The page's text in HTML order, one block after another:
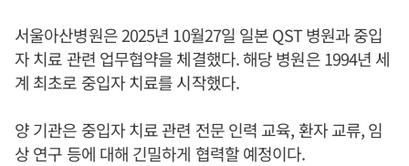
서울아산병원은 2025년 10월27일 일본 QST 병원과 중입
자 치료 관련 업무협약을 체결했다. 해당 병원은 1994년 세
계 최초로 중입자 치료를 시작했다.
양 기관은 중입자 치료 관련 전문 인력 교육, 환자 교류, 임
상 연구 등에 대해 긴밀하게 협력할 예정이다.